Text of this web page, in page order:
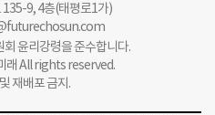
135-9, 4층(태평로1가)
윤리강령을 준수합니다.
래 All rights reserved.
재배포 금지.